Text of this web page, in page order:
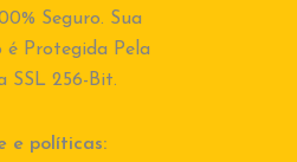
Seguro. Sua
é Protegida Pela
SSL 256-Bit.
e políticas: